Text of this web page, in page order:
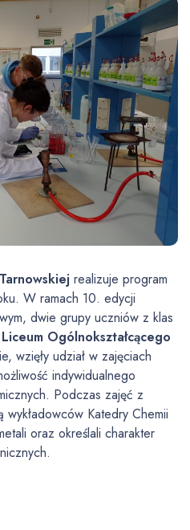
realizuje program
W ramach 10. edycji
dwie grupy uczniów z klas
Ogólnokształcącego
wzięły udział w zajęciach
indywidualnego
Podczas zajęć z
Katedry Chemii
oraz określali charakter